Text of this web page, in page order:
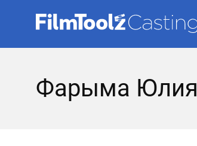
Фарыма Юлия